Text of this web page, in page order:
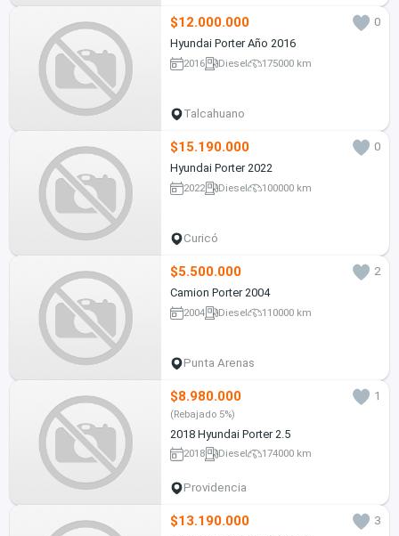
$12.000.000
0
Hyundai Porter Año 2016
2016 Diesel 175000 km
Talcahuano
$15.190.000
0
Hyundai Porter 2022
2022 Diesel 100000 km
Curicó
$5.500.000
2
Camion Porter 2004
2004 Diesel 110000 km
Punta Arenas
$8.980.000 1
(Rebajado 5%)
2018 Hyundai Porter 2.5
2018 Diesel 174000 km
Providencia
$13.190.000
3